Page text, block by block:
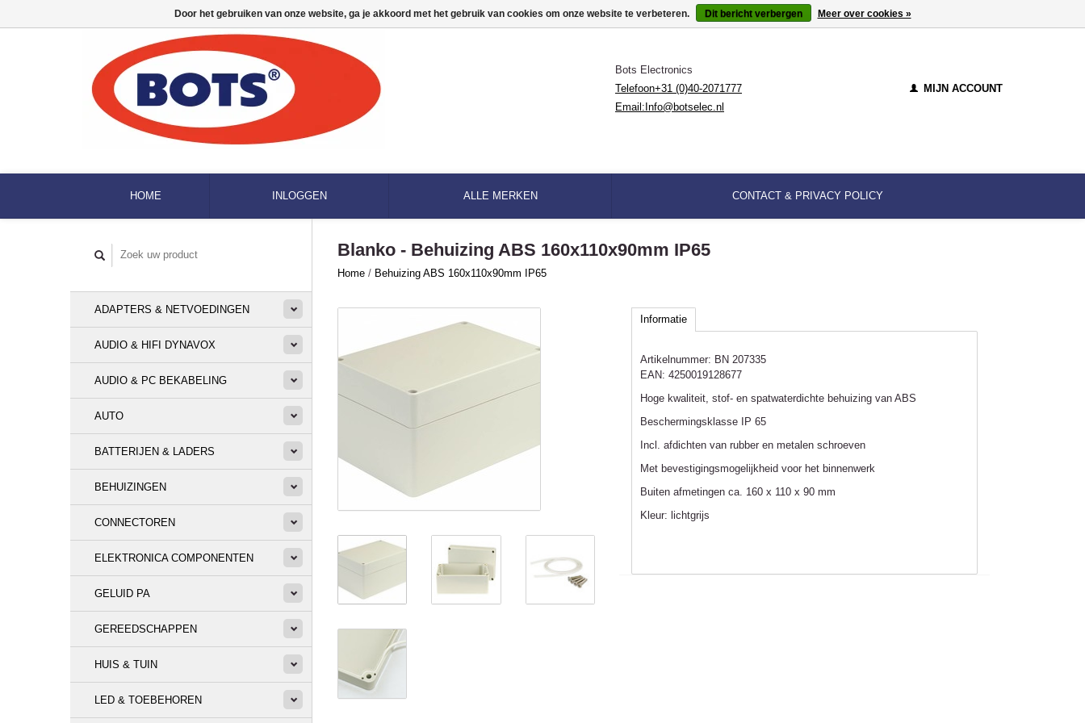
Bots Electronics
Telefoon+31 (0)40-2071777
Email: Info@botselec.nl
MIJN ACCOUNT
HOME INLOGGEN ALLE MERKEN CONTACT & PRIVACY POLICY
ADAPTERS & NETVOEDINGEN
AUDIO & HIFI DYNAVOX
AUDIO & PC BEKABELING
AUTO
BATTERIJEN & LADERS
BEHUIZINGEN
CONNECTOREN
ELEKTRONICA COMPONENTEN
GELUID PA
GEREEDSCHAPPEN
HUIS & TUIN
LED & TOEBEHOREN
Blanko - Behuizing ABS 160x110x90mm IP65
Home / Behuizing ABS 160x110x90mm IP65
Informatie
Artikelnummer: BN 207335
EAN: 4250019128677
Hoge kwaliteit, stof- en spatwaterdichte behuizing van ABS
Beschermingsklasse IP 65
Incl. afdichten van rubber en metalen schroeven
Met bevestigingsmogelijkheid voor het binnenwerk
Buiten afmetingen ca. 160 x 110 x 90 mm
Kleur: lichtgrijs
Door het gebruiken van onze website, ga je akkoord met het gebruik van cookies om onze website te verbeteren. Dit bericht verbergen Meer over cookies »